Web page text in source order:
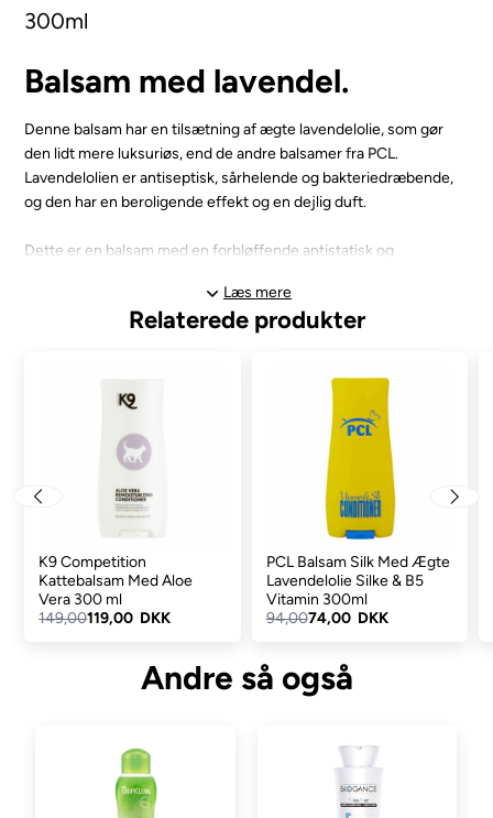
300ml
Balsam med lavendel.
Denne balsam har en tilsætning af ægte lavendelolie, som gør
den lidt mere luksuriøs, end de andre balsamer fra PCL.
Lavendelolien er antiseptisk, sårhelende og bakteriedræbende,
og den har en beroligende effekt og en dejlig duft.
Dette er en balsam med en forbløffende antistatisk og
langvarig effekt, skyl med koldt vand eller lad noget balsam sidde
Alle PCL's produkter er forstærket med terapeutiske
ingredienser, her kan nævnes ProVitamin B5 og Silkeprotein,
som beskytter og styrker huden samt hårsækkene. B5 vitamin og
silkeprotein frembringer også pelsens naturlige glans. Derudover
tørrer pelsen hurtigere og bliver lettere at arbejde med.
Brugsanvisning:
Put en smule shampoo i pelsen og skyl igennem.
anden gang.
Skyl i koldt vand for at opnå optimal udfiltrings effekt
Afslut med PCL Lavendel Conditioner for optimal
pelstilstand.
Til hund og kat
Læs mere
Relaterede produkter
K9 Competition
Kattebalsam Med Aloe
Vera 300 ml
149,00119,00 DKK
PCL Balsam Silk Med Ægte
Lavendelolie Silke & B5
Vitamin 300ml
94,0074,00 DKK
Andre så også